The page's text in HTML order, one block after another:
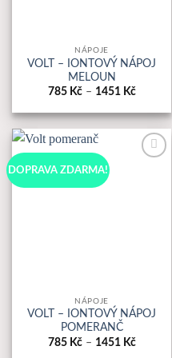
NÁPOJE
VOLT – IONTOVÝ NÁPOJ
MELOUN
785 Kč – 1451 KčRozpětí
785 Kč
až
1451 Kč
DOPRAVA ZDARMA!
NÁPOJE
VOLT – IONTOVÝ NÁPOJ
POMERANČ
785 Kč – 1451 KčRozpětí